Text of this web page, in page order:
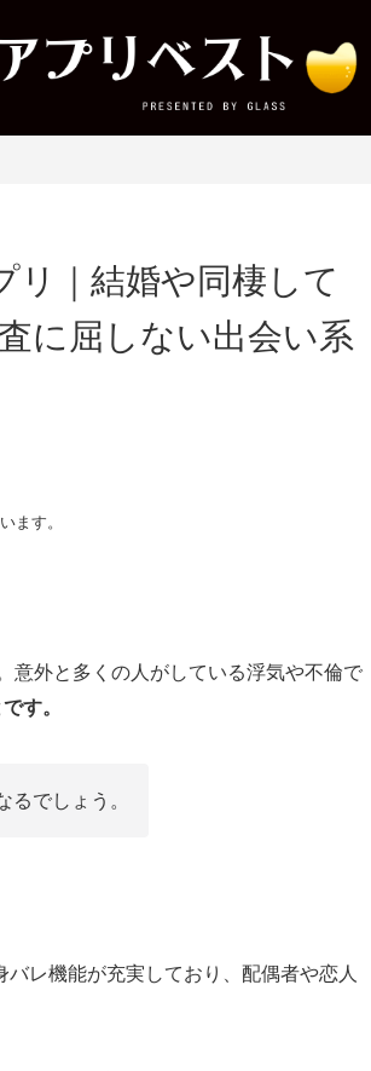
リ｜結婚や同棲して
に屈しない出会い系
ます。
意外と多くの人がしている浮気や不倫で
す。
でしょう。
バレ機能が充実しており、配偶者や恋人